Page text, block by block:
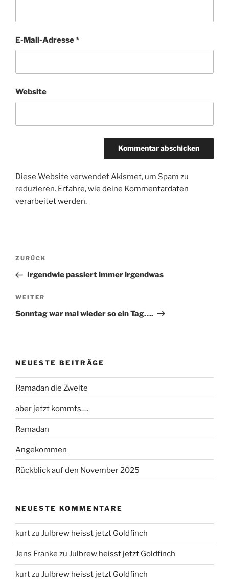
E-Mail-Adresse*
Website
Diese Website verwendet Akismet, um Spam zu
reduzieren. Erfahre, wie deine Kommentardaten
verarbeitet werden.
Beitragsnavigation
Vorheriger
Beitrag
ZURÜCK
Irgendwie passiert immer irgendwas
Nächster
Beitrag
WEITER
Sonntag war mal wieder so ein Tag….
NEUESTE BEITRÄGE
Ramadan die Zweite
aber jetzt kommts….
Ramadan
Angekommen
Rückblick auf den November 2025
NEUESTE KOMMENTARE
kurtzu Julbrew heisst jetzt Goldfinch
Jens Franke zu Julbrew heisst jetzt Goldfinch
kurtzu Julbrew heisst jetzt Goldfinch